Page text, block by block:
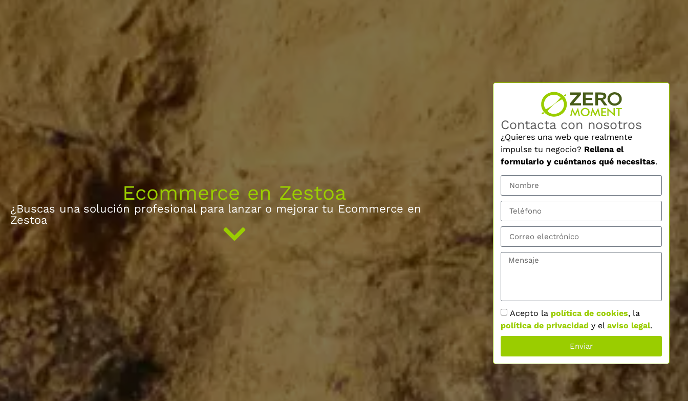
Ecommerce en Zestoa
¿Buscas una solución profesional para lanzar o mejorar tu Ecommerce en
Zestoa
Contacta con nosotros
¿Quieres una web que realmente
impulse tu negocio? Rellena el
formulario y cuéntanos qué necesitas.
Acepto la política de cookies, la
política de privacidad y elaviso legal.
Enviar